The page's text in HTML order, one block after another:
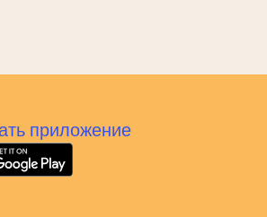
приложение